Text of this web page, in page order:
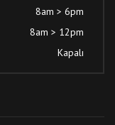
8am > 6pm
8am > 12pm
Kapalı